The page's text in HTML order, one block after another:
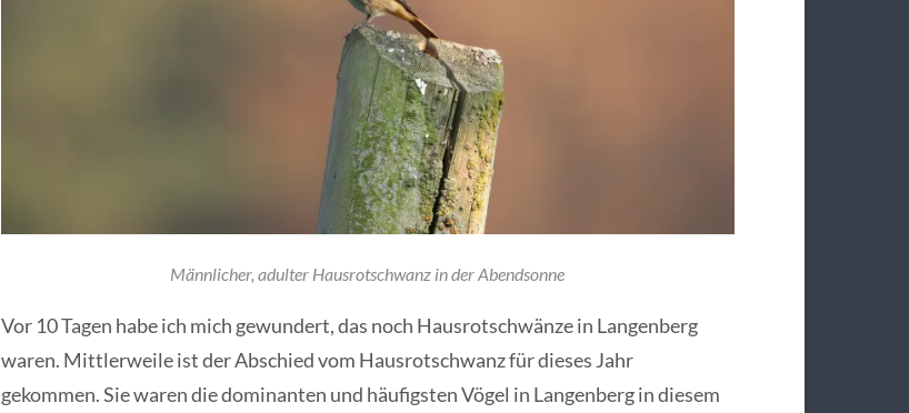
Männlicher, adulter Hausrotschwanz in der Abendsonne
Vor 10 Tagen habe ich mich gewundert, das noch Hausrotschwänze in Langenberg
waren. Mittlerweile ist der Abschied vom Hausrotschwanz für dieses Jahr
gekommen. Sie waren die dominanten und häufigsten Vögel in Langenberg in diesem